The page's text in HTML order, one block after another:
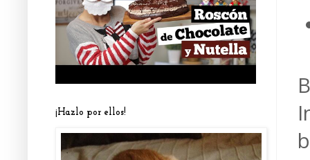
¡Hazlo por ellos!